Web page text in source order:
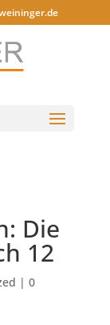
Die
12
| 0